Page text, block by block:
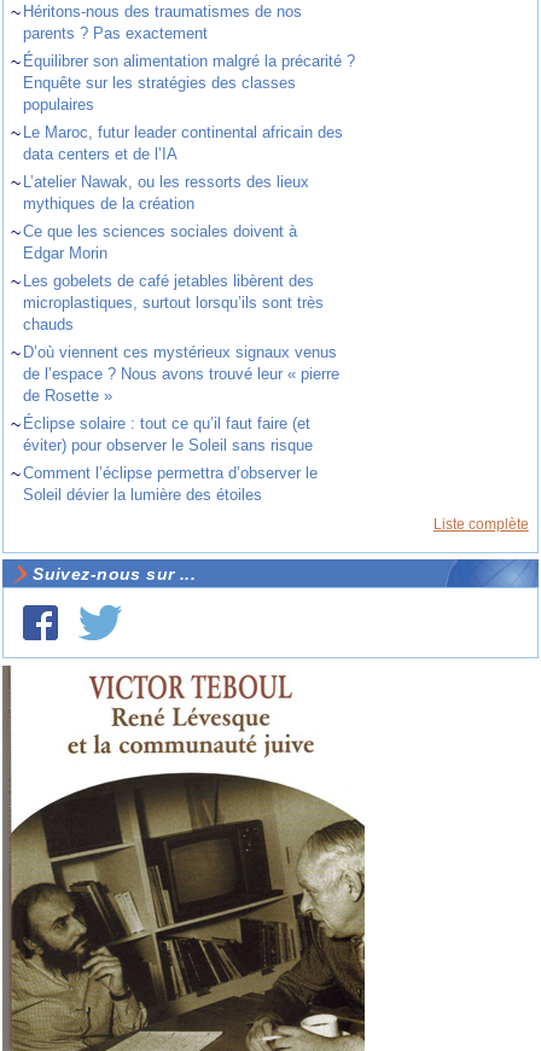
~ Héritons-nous des traumatismes de nos
parents ? Pas exactement
~ Équilibrer son alimentation malgré la précarité ?
Enquête sur les stratégies des classes
populaires
~ Le Maroc, futur leader continental africain des
data centers et de l’IA
~ L’atelier Nawak, ou les ressorts des lieux
mythiques de la création
~Ce que les sciences sociales doivent à
Edgar Morin
~ Les gobelets de café jetables libèrent des
microplastiques, surtout lorsqu’ils sont très
chauds
~ D’où viennent ces mystérieux signaux venus
de l’espace ? Nous avons trouvé leur « pierre
de Rosette »
~ Éclipse solaire : tout ce qu’il faut faire (et
éviter) pour observer le Soleil sans risque
~Comment l’éclipse permettra d’observer le
Soleil dévier la lumière des étoiles
Liste complète
Suivez-nous sur ...